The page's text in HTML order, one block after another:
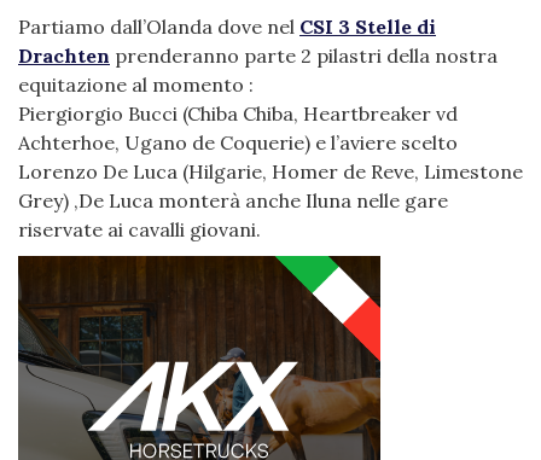
Partiamo dall’Olanda dove nel CSI 3 Stelle di
Drachten prenderanno parte 2 pilastri della nostra
equitazione al momento :
Piergiorgio Bucci (Chiba Chiba, Heartbreaker vd
Achterhoe, Ugano de Coquerie) e l’aviere scelto
Lorenzo De Luca (Hilgarie, Homer de Reve, Limestone
Grey) ,De Luca monterà anche Iluna nelle gare
riservate ai cavalli giovani.